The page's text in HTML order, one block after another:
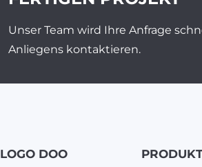
Unser Team wird Ihre Anfrage
Anliegens kontaktieren.
LOGO DOO